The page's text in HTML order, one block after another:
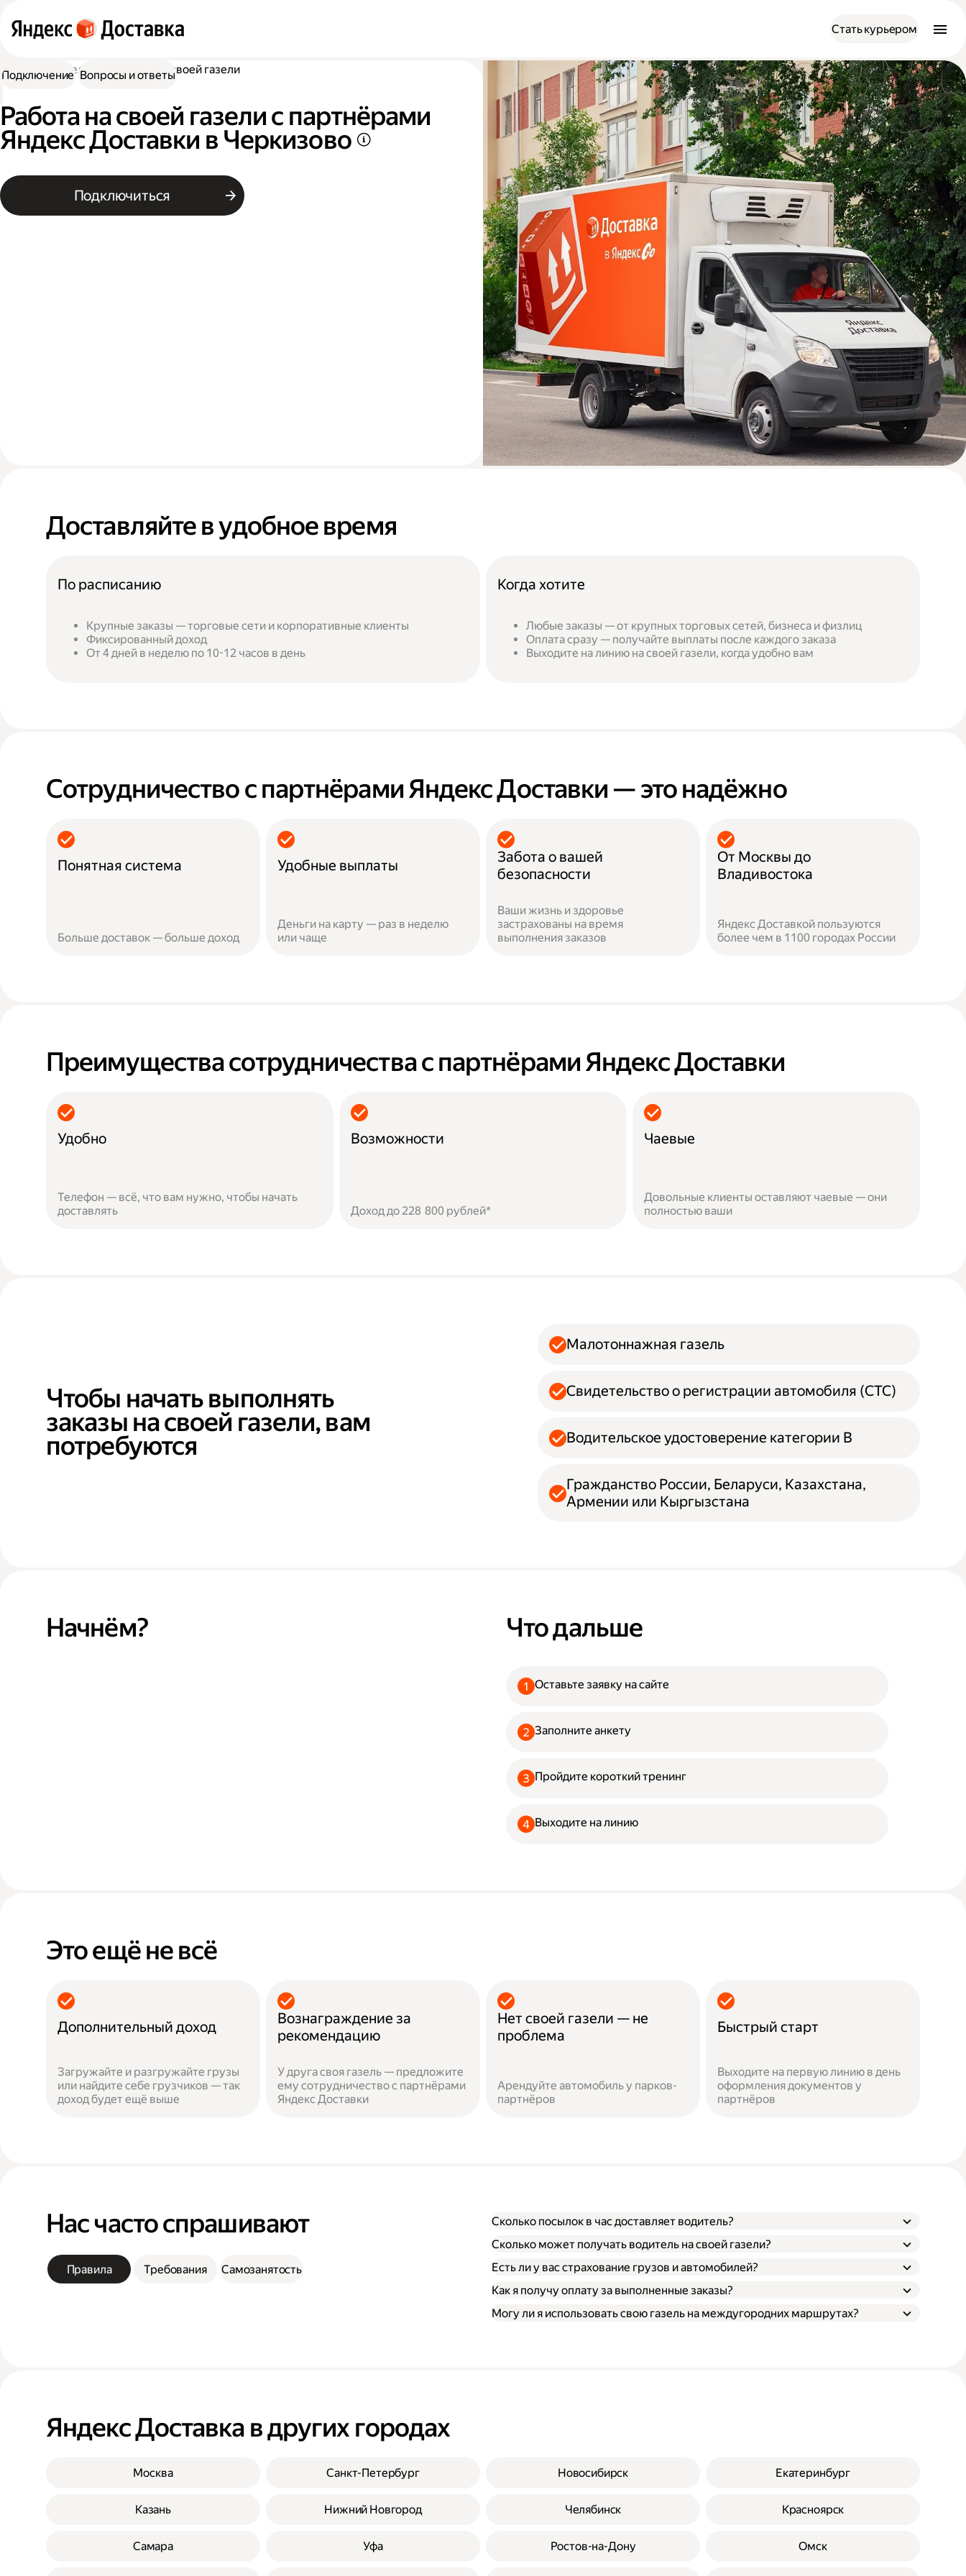
Стать курьером
Работа водителем Работа на своей газели
Работа на своей газели с партнёрами
Яндекс Доставки в Черкизово
Подключиться
Подключение Вопросы и ответы
Доставляйте в удобное время
По расписанию
Крупные заказы — торговые сети и корпоративные клиенты
Фиксированный доход
От 4 дней в неделю по 10-12 часов в день
Когда хотите
Любые заказы — от крупных торговых сетей, бизнеса и физлиц
Оплата сразу — получайте выплаты после каждого заказа
Выходите на линию на своей газели, когда удобно вам
Сотрудничество с партнёрами Яндекс Доставки — это надёжно
Понятная система
Больше доставок — больше доход
Удобные выплаты
Деньги на карту — раз в неделю
или чаще
Забота о вашей
безопасности
Ваши жизнь и здоровье
застрахованы на время
выполнения заказов
От Москвы до
Владивостока
Яндекс Доставкой пользуются
более чем в 1100 городах России
Преимущества сотрудничества с партнёрами Яндекс Доставки
Удобно
Телефон — всё, что вам нужно, чтобы начать
доставлять
Возможности
Доход до 228 800 рублей*
Чаевые
Довольные клиенты оставляют чаевые — они
полностью ваши
Чтобы начать выполнять
заказы на своей газели, вам
потребуются
Малотоннажная газель
Свидетельство о регистрации автомобиля (СТС)
Водительское удостоверение категории B
Гражданство России, Беларуси, Казахстана,
Армении или Кыргызстана
Начнём? Что дальше
Оставьте заявку на сайте
Заполните анкету
Пройдите короткий тренинг
Выходите на линию
Это ещё не всё
Дополнительный доход
Загружайте и разгружайте грузы
или найдите себе грузчиков — так
доход будет ещё выше
Вознаграждение за
рекомендацию
У друга своя газель — предложите
ему сотрудничество с партнёрами
Яндекс Доставки
Нет своей газели — не
проблема
Арендуйте автомобиль у парков-
партнёров
Быстрый старт
Выходите на первую линию в день
оформления документов у
партнёров
Нас часто спрашивают
Правила Требования Самозанятость
Сколько посылок в час доставляет водитель?
Сколько может получать водитель на своей газели?
Есть ли у вас страхование грузов и автомобилей?
Как я получу оплату за выполненные заказы?
Могу ли я использовать свою газель на междугородних маршрутах?
Яндекс Доставка в других городах
Москва Санкт-Петербург Новосибирск Екатеринбург
Казань Нижний Новгород Челябинск Красноярск
Самара Уфа Ростов-на-Дону Омск